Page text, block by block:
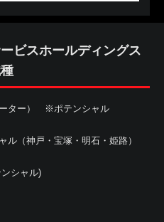
ビスホールディングス
ーター） ※ポテンシャル
ル（神戸・宝塚・明石・姫路）
ンシャル)